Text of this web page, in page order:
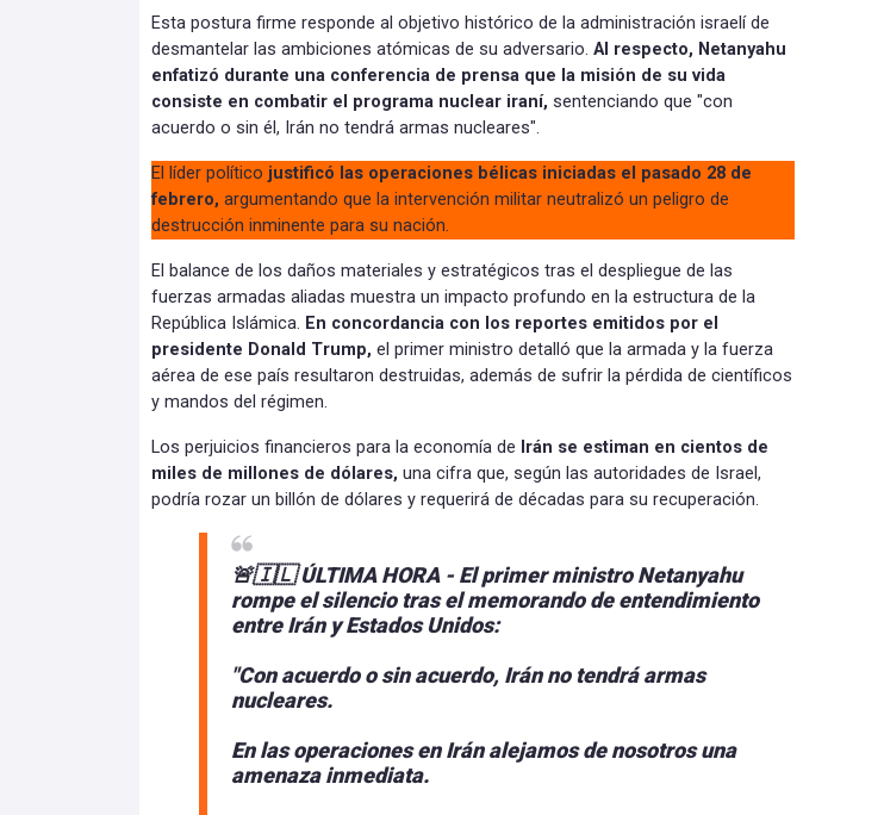
Esta postura firme responde al objetivo histórico de la administración israelí de
desmantelar las ambiciones atómicas de su adversario. Al respecto, Netanyahu
enfatizó durante una conferencia de prensa que la misión de su vida
consiste en combatir el programa nuclear iraní, sentenciando que "con
acuerdo o sin él, Irán no tendrá armas nucleares".
El líder político justificó las operaciones bélicas iniciadas el pasado 28 de
febrero, argumentando que la intervención militar neutralizó un peligro de
destrucción inminente para su nación.
El balance de los daños materiales y estratégicos tras el despliegue de las
fuerzas armadas aliadas muestra un impacto profundo en la estructura de la
República Islámica. En concordancia con los reportes emitidos por el
presidente Donald Trump, el primer ministro detalló que la armada y la fuerza
aérea de ese país resultaron destruidas, además de sufrir la pérdida de científicos
y mandos del régimen.
Los perjuicios financieros para la economía de Irán se estiman en cientos de
miles de millones de dólares, una cifra que, según las autoridades de Israel,
podría rozar un billón de dólares y requerirá de décadas para su recuperación.
🚨🇮🇱 ÚLTIMA HORA - El primer ministro Netanyahu
rompe el silencio tras el memorando de entendimiento
entre Irán y Estados Unidos:
"Con acuerdo o sin acuerdo, Irán no tendrá armas
nucleares.
En las operaciones en Irán alejamos de nosotros una
amenaza inmediata.